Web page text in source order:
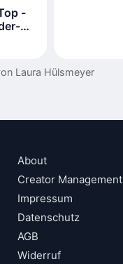
Laura Hülsmeyer
About
Creator Management
Impressum
Datenschutz
AGB
Widerruf